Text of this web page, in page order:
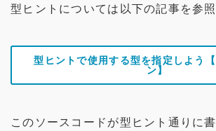
型ヒントについては以下の記事を参照
型ヒントで使用する型を指定しよう
ン】
このソースコードが型ヒント通りに